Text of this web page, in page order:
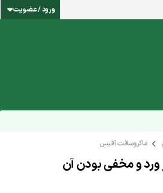
ورود / عضویت
ماکروسافت آفیس
ورد و مخفی بودن آن